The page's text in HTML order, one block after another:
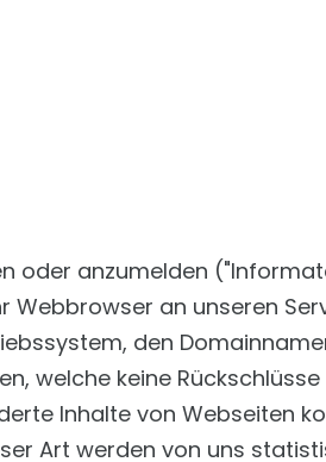
oder anzumelden
an unseren
den
welche keine
Inhalte von Webseiten
Art werden von uns